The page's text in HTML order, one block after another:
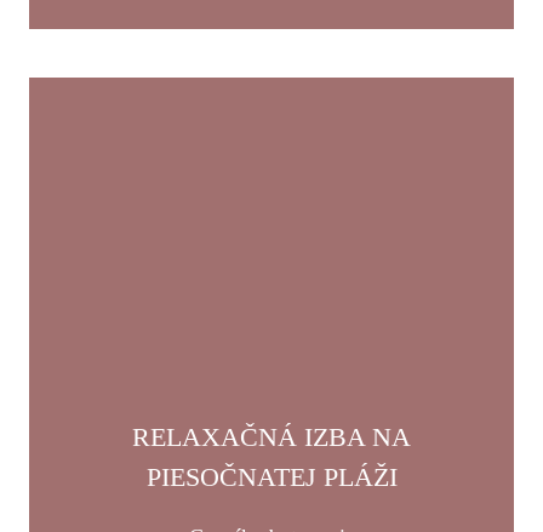
RELAXAČNÁ IZBA NA
PIESOČNATEJ PLÁŽI